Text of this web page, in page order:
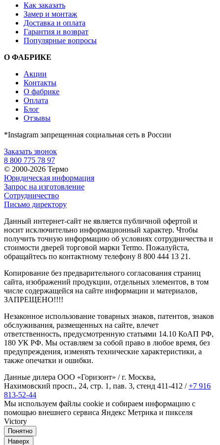
Как заказать
Замер и монтаж
Доставка и оплата
Гарантия и возврат
Популярные вопросы
О ФАБРИКЕ
Акции
Контакты
О фабрике
Оплата
Блог
Отзывы
*Instagram запрещенная социальная сеть в России
Заказать звонок
8 800 775 78 97
© 2000-2026 Термо
Юридическая информация
Запрос на изготовление
Сотрудничество
Письмо директору
Данный интернет-сайт не является публичной офертой и
носит исключительно информационный характер. Чтобы
получить точную информацию об условиях сотрудничества и
стоимости дверей торговой марки Termo. Пожалуйста,
обращайтесь по контактному телефону 8 800 444 13 21.
Копирование без предварительного согласования страниц
сайта, изображений продукции, отдельных элементов, в том
числе содержащейся на сайте информации и материалов,
ЗАПРЕЩЕНО!!!!
Незаконное использование товарных знаков, патентов, знаков
обслуживания, размещенных на сайте, влечет
ответственность, предусмотренную статьями 14.10 КоАП РФ,
180 УК РФ. Мы оставляем за собой право в любое время, без
предупреждения, изменять технические характеристики, а
также опечатки и ошибки.
Данные дилера ООО «Горизонт» / г. Москва,
Нахимовский просп., 24, стр. 1, пав. 3, стенд 411-412 /+7 916
813-52-44
Мы используем файлы cookie и собираем информацию с
помощью внешнего сервиса Яндекс Метрика и пикселя
Victory
Понятно
Наверх